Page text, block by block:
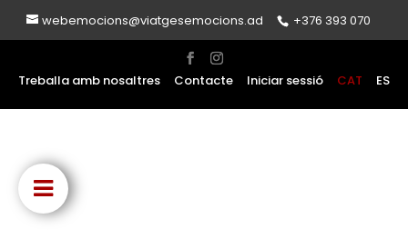
webemocions@viatgesemocions.ad +376 393 070
Treballa amb nosaltres Contacte Iniciar sessió CAT ES